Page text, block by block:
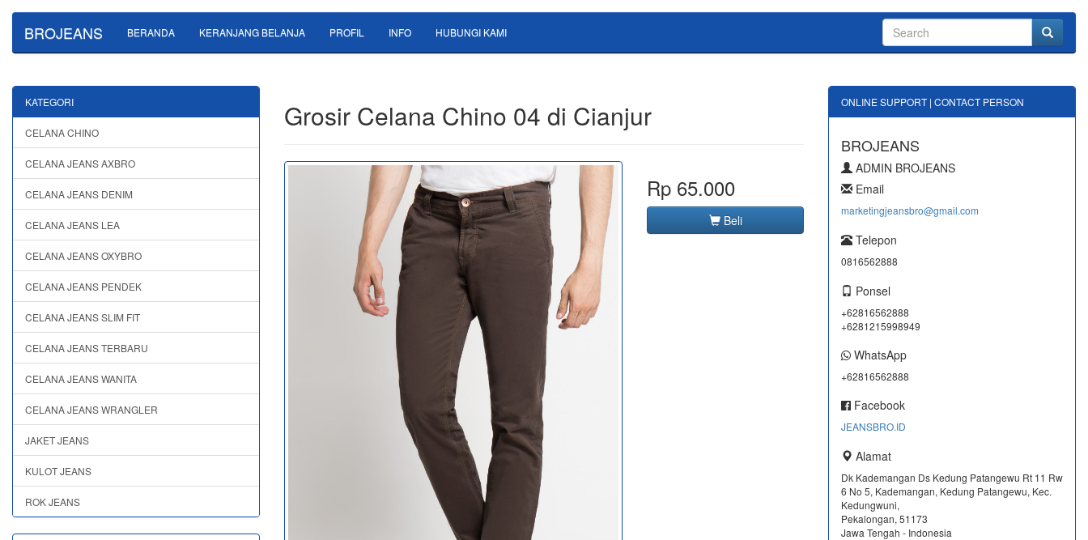
BROJEANS BERANDA KERANJANG BELANJA PROFIL INFO HUBUNGI KAMI
Grosir Celana Chino 04 di Cianjur
Rp 65.000
Beli
KATEGORI
CELANA CHINO
CELANA JEANS AXBRO
CELANA JEANS DENIM
CELANA JEANS LEA
CELANA JEANS OXYBRO
CELANA JEANS PENDEK
CELANA JEANS SLIM FIT
CELANA JEANS TERBARU
CELANA JEANS WANITA
CELANA JEANS WRANGLER
JAKET JEANS
KULOT JEANS
ROK JEANS
ONLINE SUPPORT | CONTACT PERSON
BROJEANS
ADMIN BROJEANS
Email
marketingjeansbro@gmail.com
Telepon
0816562888
Ponsel
+62816562888
+6281215998949
WhatsApp
+62816562888
Facebook
JEANSBRO.ID
Alamat
Dk Kademangan Ds Kedung Patangewu Rt 11 Rw
6 No 5, Kademangan, Kedung Patangewu, Kec.
Kedungwuni,
Pekalongan, 51173
Jawa Tengah - Indonesia